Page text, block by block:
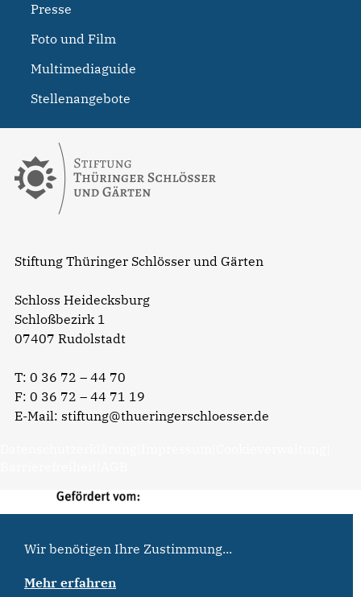
Stiftung Thüringer Schlösser und Gärten
Schloss Heidecksburg
Schloßbezirk 1
07407 Rudolstadt
T: 0 36 72 – 44 70
F: 0 36 72 – 44 71 19
E-Mail: stiftung@thueringerschloesser.de
Presse
Foto und Film
Multimediaguide
Stellenangebote
Wir benötigen Ihre Zustimmung...
Mehr erfahren